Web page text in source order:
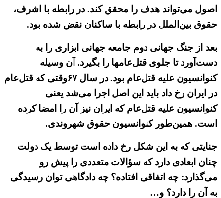
اصول می‌تواند هدف را محقق کند. در رابطه با اشرف،
حقوق بین‌الملل در رابطه با ساکنان نقض شده بود.
بعد از جنگ جهانی دوم جامعه جهانی ابزاری را به
دست‌آورد تا جلوی قتل‌عامها را بگیرد. آن وسیله
کنوانسیون علیه قتل‌عام بود. در سال ۶۷وقتی که قتل‌عام
در ایران رخ داد باید این اصل اجرا می‌شد یعنی
کنوانسیون علیه قتل‌عام که ایران نیز آن را امضا کرده
است. همین‌طور کنوانسیون حقوق شهروندی.
جنایتی که به این شکل رخ داده است توسط یک دولت
چنان ابعادی دارد که سؤالات متعددی را پیش رو
می‌گذارد: چه اتفاقی افتاده؟ چه دادگاهی توان رسیدگی
به آن را دارد؟ و…